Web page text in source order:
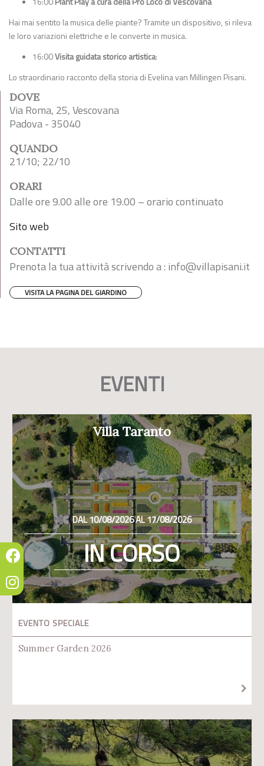
Hai mai sentito la musica delle piante? Tramite un dispositivo, si rileva
le loro variazioni elettriche e le converte in musica.
16:00Visita guidata storico artistica:
Lo straordinario racconto della storia di Evelina van Millingen Pisani.
DOVE
Via Roma, 25, Vescovana
Padova - 35040
QUANDO
21/10; 22/10
ORARI
Dalle ore 9.00 alle ore 19.00 – orario continuato
Sito web
CONTATTI
Prenota la tua attività scrivendo a : info@villapisani.it
VISITA LA PAGINA DEL GIARDINO
EVENTI
Villa Taranto
DAL 10/08/2026 AL 17/08/2026
IN CORSO
EVENTO SPECIALE
Summer Garden 2026